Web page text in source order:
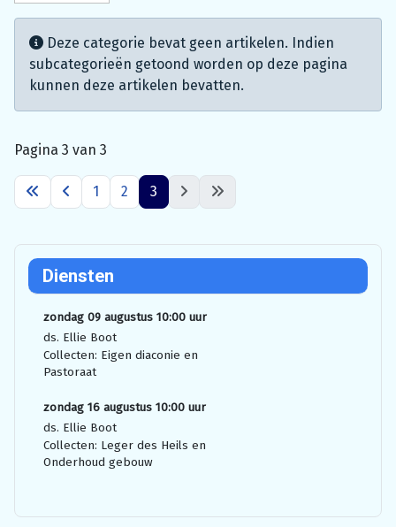
Diensten
zondag 09 augustus 10:00 uur
ds. Ellie Boot
Collecten: Eigen diaconie en
Pastoraat
zondag 16 augustus 10:00 uur
ds. Ellie Boot
Collecten: Leger des Heils en
Onderhoud gebouw
Informatie
Deze categorie bevat geen artikelen. Indien
subcategorieën getoond worden op deze pagina
kunnen deze artikelen bevatten.
Pagina 3 van 3
1 2 3